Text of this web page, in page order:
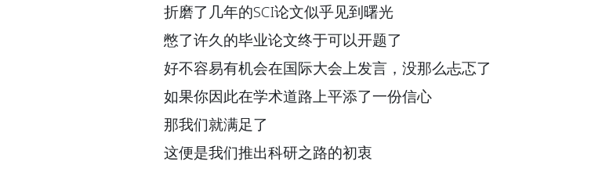
折磨了几年的SCI论文似乎见到曙光
憋了许久的毕业论文终于可以开题了
好不容易有机会在国际大会上发言，没那么忐忑了
如果你因此在学术道路上平添了一份信心
那我们就满足了
这便是我们推出科研之路的初衷